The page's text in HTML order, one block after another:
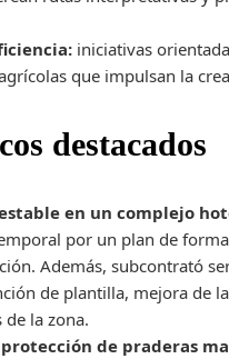
iniciativas
que impulsan la
destacados
en un complejo
por un plan de
Además, subcontrató
de plantilla, mejora de
la zona.
de praderas